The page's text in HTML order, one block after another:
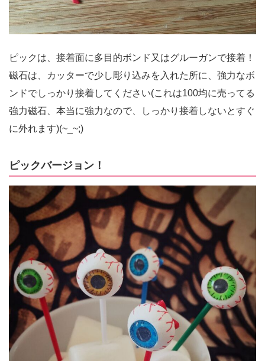
ピックは、接着面に多目的ボンド又はグルーガンで接着！
磁石は、カッターで少し彫り込みを入れた所に、強力なボ
ンドでしっかり接着してください(これは100均に売ってる
強力磁石、本当に強力なので、しっかり接着しないとすぐ
に外れます)(~_~;)
ピックバージョン！